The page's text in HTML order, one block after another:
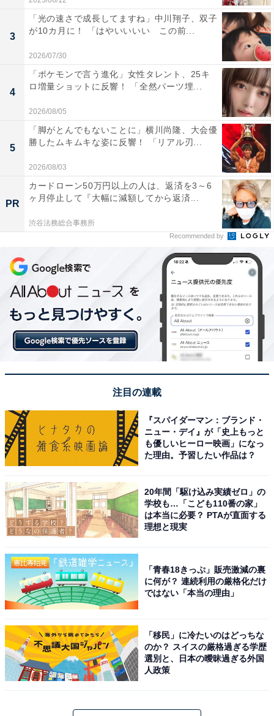
3
「光の速さで成長してますね」中川翔子、双子
が10カ月に！ 「はやいいいい この前...
2026/07/30
4
「ポケモンで言う進化」女性タレント、25キ
ロ増量ショットに反響！ 「全然パーツ埋...
2026/08/05
5
「脚がとんでもないことに」横川尚隆、大会優
勝したムキムキな姿に反響！ 「リアル刃...
2026/08/03
PR
カードローン50万円以上の人は、返済を3～6
ヶ月停止して『大幅に減額してから返済...
渋谷法務総合事務所
Recommended by
注目の連載
『スパイダーマン：ブランド・
ニュー・デイ』が「史上もっと
も優しいヒーロー映画」になっ
た理由。予習したい作品は？
20年間「駆け込み実績ゼロ」の
学校も…「こども110番の家」
は本当に必要？ PTAが直面する
理想と現実
「青春18きっぷ」販売激減の裏
に何が？ 連続利用の厳格化だけ
ではない「本当の理由」
「移民」に冷たいのはどっちな
のか？ スイスの厳格過ぎる学歴
選別と、日本の曖昧過ぎる外国
人政策